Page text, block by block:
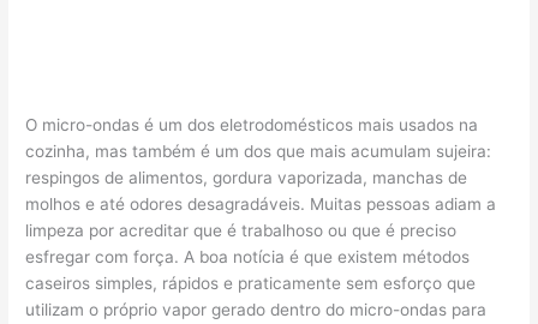
O micro-ondas é um dos eletrodomésticos mais usados na
cozinha, mas também é um dos que mais acumulam sujeira:
respingos de alimentos, gordura vaporizada, manchas de
molhos e até odores desagradáveis. Muitas pessoas adiam a
limpeza por acreditar que é trabalhoso ou que é preciso
esfregar com força. A boa notícia é que existem métodos
caseiros simples, rápidos e praticamente sem esforço que
utilizam o próprio vapor gerado dentro do micro-ondas para